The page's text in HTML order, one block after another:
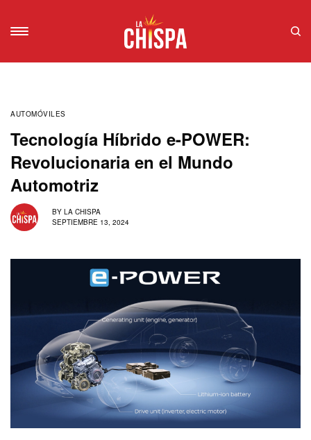
AUTOMÓVILES
Tecnología Híbrido e-POWER:
Revolucionaria en el Mundo
Automotriz
BY LA CHISPA
SEPTIEMBRE 13, 2024